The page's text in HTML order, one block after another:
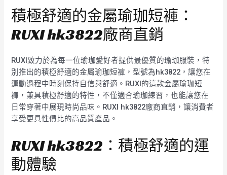
積極舒適的金屬瑜珈短褲：
RUXI hk3822廠商直銷
RUXI致力於為每一位瑜珈愛好者提供最優質的瑜珈服裝，特
別推出的積極舒適的金屬瑜珈短褲，型號為hk3822，讓您在
運動過程中時刻保持自信與舒適。RUXI的這款金屬瑜珈短
褲，兼具積極舒適的特性，不僅適合瑜珈練習，也能讓您在
日常穿著中展現時尚品味。RUXI hk3822廠商直銷，讓消費者
享受更具性價比的高品質產品。
RUXI hk3822：積極舒適的運
動體驗